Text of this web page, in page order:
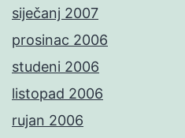
siječanj 2007
prosinac 2006
studeni 2006
listopad 2006
rujan 2006